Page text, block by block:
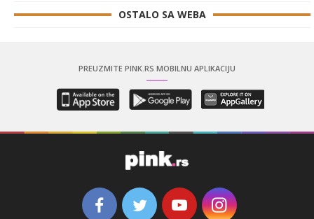
OSTALO SA WEBA
PREUZMITE PINK.RS MOBILNU APLIKACIJU